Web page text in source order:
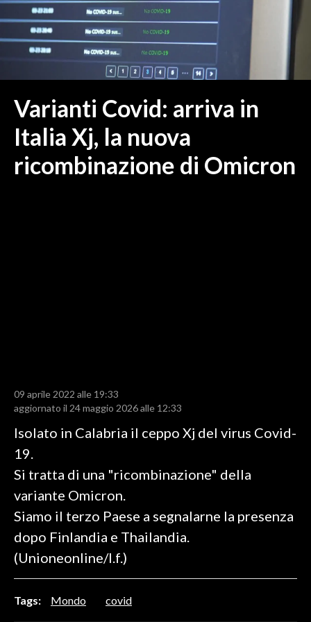
MEDIO CAMPIDANO
ORISTANO E PROVINCIA
SASSARI E PROVINCIA
OGLIASTRA
AGENDA
CRONACA
RISULTATI E CLASSIFICHE
CALCIO
CALCIO REGIONALE
BASKET
VOLLEY
MOTORI
TENNIS
Varianti Covid: arriva in
Italia Xj, la nuova
ricombinazione di Omicron
09 aprile 2022 alle 19:33
aggiornato il 24 maggio 2026 alle 12:33
Isolato in Calabria il ceppo Xj del virus Covid-
19.
Si tratta di una "ricombinazione" della
variante Omicron.
Siamo il terzo Paese a segnalarne la presenza
dopo Finlandia e Thailandia.
(Unioneonline/l.f.)
Tags: Mondo covid